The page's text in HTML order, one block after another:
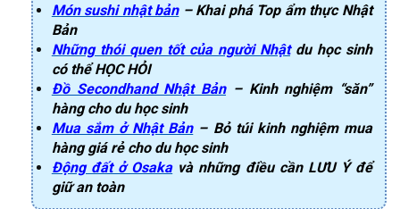
Món sushi nhật bản– Khai phá Top ẩm thực Nhật
Bản
Những thói quen tốt của người Nhậtdu học sinh
có thể HỌC HỎI
Đồ Secondhand Nhật Bản– Kinh nghiệm “săn”
hàng cho du học sinh
Mua sắm ở Nhật Bản– Bỏ túi kinh nghiệm mua
hàng giá rẻ cho du học sinh
Động đất ở Osakavà những điều cần LƯU Ý để
giữ an toàn